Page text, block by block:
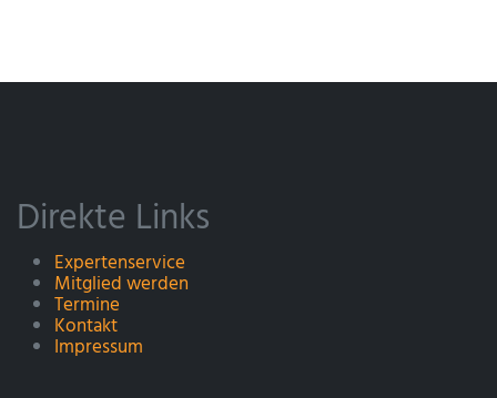
Direkte Links
Expertenservice
Mitglied werden
Termine
Kontakt
Impressum